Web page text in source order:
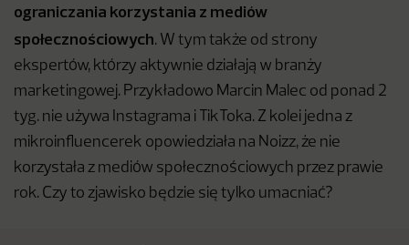
ograniczania korzystania z mediów
społecznościowych. W tym także od strony
ekspertów, którzy aktywnie działają w branży
marketingowej. Przykładowo Marcin Malec od ponad 2
tyg. nie używa Instagrama i TikToka. Z kolei jedna z
mikroinfluencerek opowiedziała na Noizz, że nie
korzystała z mediów społecznościowych przez prawie
rok. Czy to zjawisko będzie się tylko umacniać?